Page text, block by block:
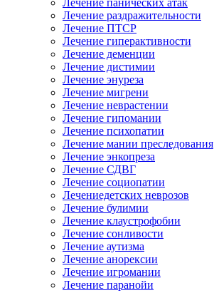
Лечение панических атак
Лечение раздражительности
Лечение ПТСР
Лечение гиперактивности
Лечение деменции
Лечение дистимии
Лечение энуреза
Лечение мигрени
Лечение неврастении
Лечение гипомании
Лечение психопатии
Лечение мании преследования
Лечение энкопреза
Лечение СДВГ
Лечение социопатии
Лечениедетских неврозов
Лечение булимии
Лечение клаустрофобии
Лечение сонливости
Лечение аутизма
Лечение анорексии
Лечение игромании
Лечение паранойи